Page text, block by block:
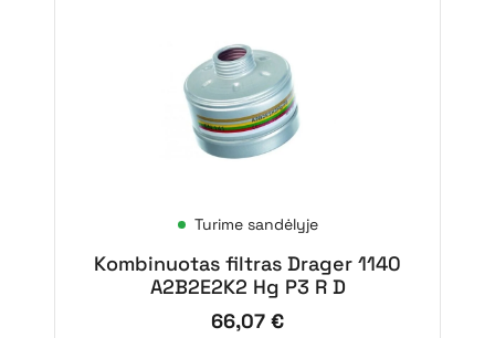
Turime sandėlyje
Kombinuotas filtras Drager 1140
A2B2E2K2 Hg P3 R D
66,07 €